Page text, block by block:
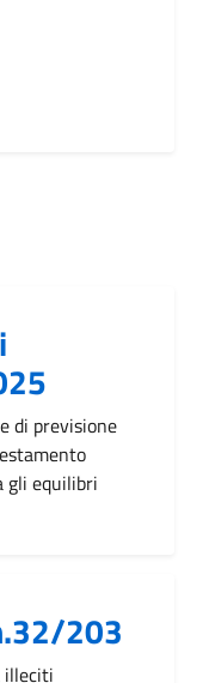
di previsione
gli equilibri
203
illeciti